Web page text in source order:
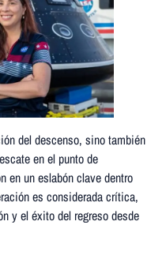
del descenso, sino también
en el punto de
en un eslabón clave dentro
es considerada crítica,
y el éxito del regreso desde